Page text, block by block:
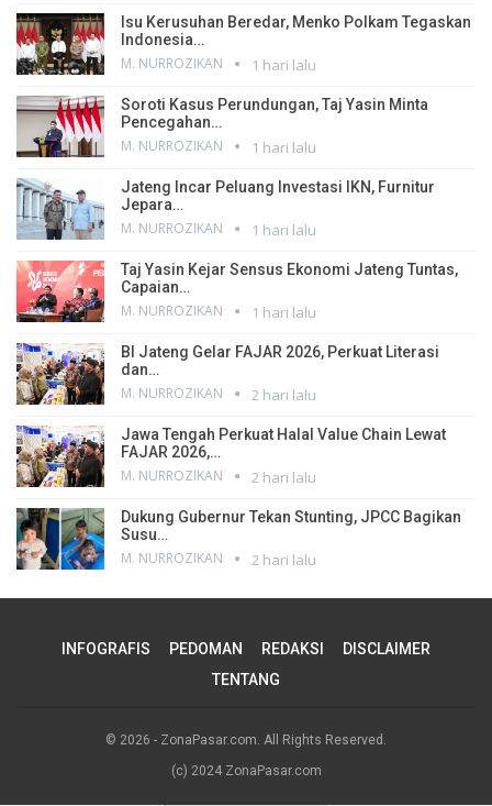
Isu Kerusuhan Beredar, Menko Polkam Tegaskan
Indonesia…
M. NURROZIKAN 1 hari lalu
Soroti Kasus Perundungan, Taj Yasin Minta
Pencegahan…
M. NURROZIKAN 1 hari lalu
Jateng Incar Peluang Investasi IKN, Furnitur
Jepara…
M. NURROZIKAN 1 hari lalu
Taj Yasin Kejar Sensus Ekonomi Jateng Tuntas,
Capaian…
M. NURROZIKAN 1 hari lalu
BI Jateng Gelar FAJAR 2026, Perkuat Literasi
dan…
M. NURROZIKAN 2 hari lalu
Jawa Tengah Perkuat Halal Value Chain Lewat
FAJAR 2026,…
M. NURROZIKAN 2 hari lalu
Dukung Gubernur Tekan Stunting, JPCC Bagikan
Susu…
M. NURROZIKAN 2 hari lalu
INFOGRAFIS PEDOMAN REDAKSI
DISCLAIMER
TENTANG
© 2026 - ZonaPasar.com. All Rights Reserved.
(c) 2024 ZonaPasar.com